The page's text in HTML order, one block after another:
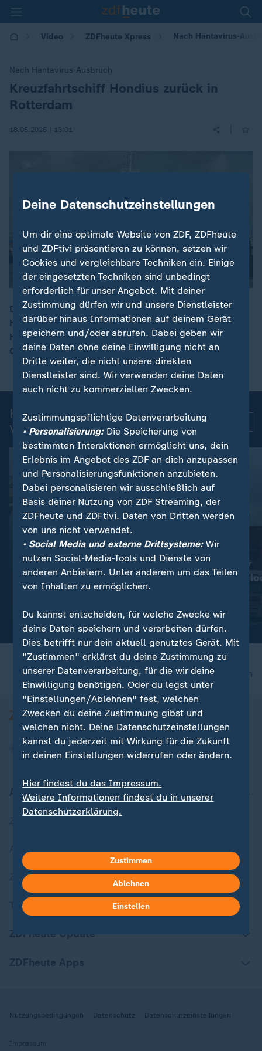
Video ZDFheute Xpress Nach Hantavirus-
Nach Hantavirus-Ausbruch
:Kreuzfahrtschiff Hondius zurück in
Rotterdam
18.05.2026 | 13:01
00:09
Das Kreuzfahrtschiff Hondius ist in den Rotterdamer
Hafen zurückgekehrt. Auf dem Schiff hatte es einen
Hantavirus-Ausbruch gegeben. Die verbleibenden
Crew-Mitglieder sollen in Quarantäne gehen.
Kurznachrichten: Aktuelle
Videos
Wassermangel im Po :
Italien: Agrarproduktion ist
bedroht
Video
Wegen Niedrigwasser
Bundesländer
Video 0:28
nach oben
Aktuell bei ZDFheute
Aktuelle Sendungs-Videos
ZDFheute Stories
Themen im Überblick
ZDFheute Update
Nutzungsbedingungen Datenschutz Datenschutzeinstellungen
Impressum
Deine Datenschutzeinstellungen
Um dir eine optimale Website von ZDF, ZDFheute
und ZDFtivi präsentieren zu können, setzen wir
Cookies und vergleichbare Techniken ein. Einige
der eingesetzten Techniken sind unbedingt
erforderlich für unser Angebot. Mit deiner
Zustimmung dürfen wir und unsere Dienstleister
darüber hinaus Informationen auf deinem Gerät
speichern und/oder abrufen. Dabei geben wir
deine Daten ohne deine Einwilligung nicht an
Dritte weiter, die nicht unsere direkten
Dienstleister sind. Wir verwenden deine Daten
auch nicht zu kommerziellen Zwecken.
Zustimmungspflichtige Datenverarbeitung
• Personalisierung:Die Speicherung von
bestimmten Interaktionen ermöglicht uns, dein
Erlebnis im Angebot des ZDF an dich anzupassen
und Personalisierungsfunktionen anzubieten.
Dabei personalisieren wir ausschließlich auf
Basis deiner Nutzung von ZDF Streaming, der
ZDFheute und ZDFtivi. Daten von Dritten werden
von uns nicht verwendet.
• Social Media und externe Drittsysteme:Wir
nutzen Social-Media-Tools und Dienste von
anderen Anbietern. Unter anderem um das Teilen
von Inhalten zu ermöglichen.
Du kannst entscheiden, für welche Zwecke wir
deine Daten speichern und verarbeiten dürfen.
Dies betrifft nur dein aktuell genutztes Gerät. Mit
"Zustimmen" erklärst du deine Zustimmung zu
unserer Datenverarbeitung, für die wir deine
Einwilligung benötigen. Oder du legst unter
"Einstellungen/Ablehnen" fest, welchen
Zwecken du deine Zustimmung gibst und
welchen nicht. Deine Datenschutzeinstellungen
kannst du jederzeit mit Wirkung für die Zukunft
in deinen Einstellungen widerrufen oder ändern.
Hier findest du das Impressum.
Weitere Informationen findest du in unserer
Datenschutzerklärung.
Zustimmen
Ablehnen
Einstellen